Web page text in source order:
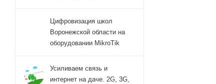
Цифровизация школ
Воронежской области на
оборудовании MikroTik
Усиливаем связь и
интернет на даче. 2G, 3G,